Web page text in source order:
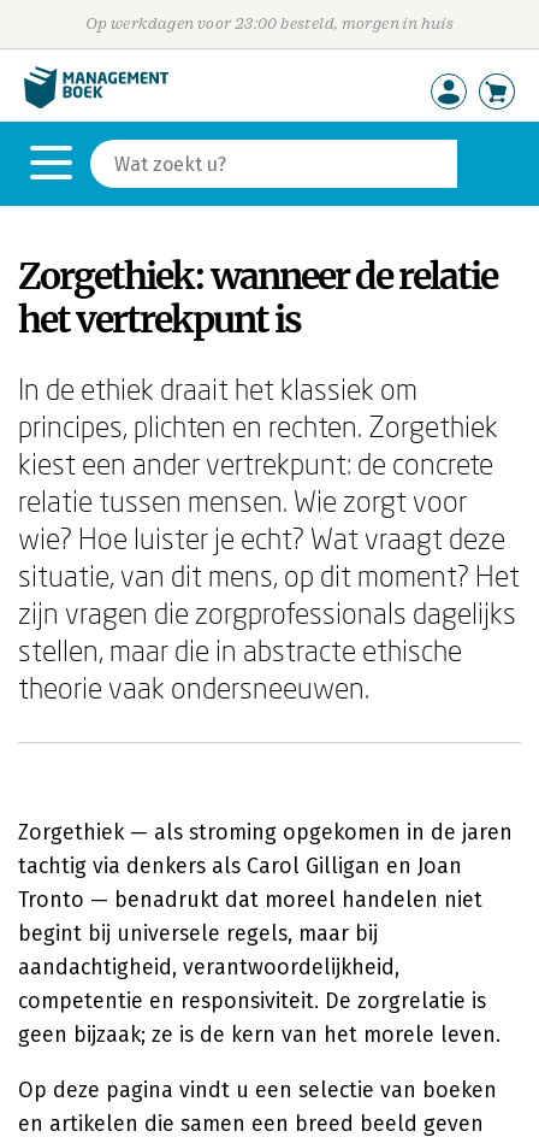
Op werkdagen voor 23:00 besteld, morgen in huis
Zorgethiek: wanneer de relatie
het vertrekpunt is
In de ethiek draait het klassiek om
principes, plichten en rechten. Zorgethiek
kiest een ander vertrekpunt: de concrete
relatie tussen mensen. Wie zorgt voor
wie? Hoe luister je echt? Wat vraagt deze
situatie, van dit mens, op dit moment? Het
zijn vragen die zorgprofessionals dagelijks
stellen, maar die in abstracte ethische
theorie vaak ondersneeuwen.
Zorgethiek — als stroming opgekomen in de jaren
tachtig via denkers als Carol Gilligan en Joan
Tronto — benadrukt dat moreel handelen niet
begint bij universele regels, maar bij
aandachtigheid, verantwoordelijkheid,
competentie en responsiviteit. De zorgrelatie is
geen bijzaak; ze is de kern van het morele leven.
Op deze pagina vindt u een selectie van boeken
en artikelen die samen een breed beeld geven